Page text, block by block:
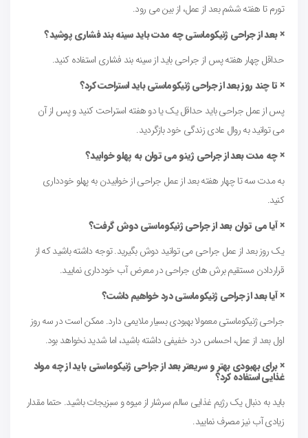
تورم تا هفته ششم بعد از عمل، از بین می رود.
× بعد از جراحی ژنیکوماستی چه مدت باید سینه بند فشاری پوشید؟
حداقل چهار هفته پس از جراحی باید از سینه بند فشاری استفاده کنید.
× تا چند روز بعد از جراحی ژنیکوماستی باید استراحت کرد؟
پس از عمل جراحی باید حداقل یک یا دو هفته استراحت کنید و پس از آن
می توانید به روال عادی زندگی خود بازگردید.
× چه مدت بعد از جراحی ژینو می توان به پهلو خوابید؟
به مدت سه تا چهار هفته بعد از عمل جراحی از خوابیدن به پهلو خودداری
کنید.
× آیا می توان بعد از جراحی ژنیکوماستی دوش گرفت؟
یک روز بعد از عمل جراحی می توانید دوش بگیرید. توجه داشته باشید که از
قراردادن مستقیم برش های جراحی در معرض آب خودداری نمایید.
× آیا بعد از جراحی ژنیکوماستی درد خواهیم داشت؟
جراحی ژنیکوماستی معمولا بهبودی بسیار ملایمی دارد. ممکن است در سه روز
اول بعد از عمل، احساس درد خفیفی داشته باشید، اما شدید نخواهد بود.
× برای بهبودی بهتر و سریعتر بعد از جراحی ژنیکوماستی باید از چه مواد
غذایی استفاده کرد؟
باید به دنبال یک رژیم غذایی سالم سرشار از میوه و سبزیجات باشید. حتما مقدار
زیادی آب نیز مصرف نمایید.